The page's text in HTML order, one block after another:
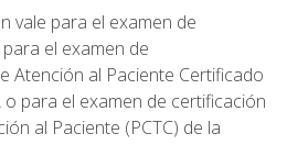
vale para el examen de
el examen de
Atención al Paciente Certificado
o para el examen de certificación
al Paciente (PCTC) de la